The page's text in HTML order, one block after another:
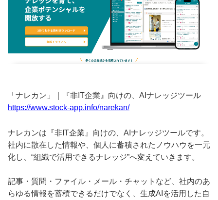
「ナレカン」｜『非IT企業』向けの、AIナレッジツール
https://www.stock-app.info/narekan/
ナレカンは『非IT企業』向けの、AIナレッジツールです。
社内に散在した情報や、個人に蓄積されたノウハウを一元
化し、“組織で活用できるナレッジ”へ変えていきます。
記事・質問・ファイル・メール・チャットなど、社内のあ
らゆる情報を蓄積できるだけでなく、生成AIを活用した自